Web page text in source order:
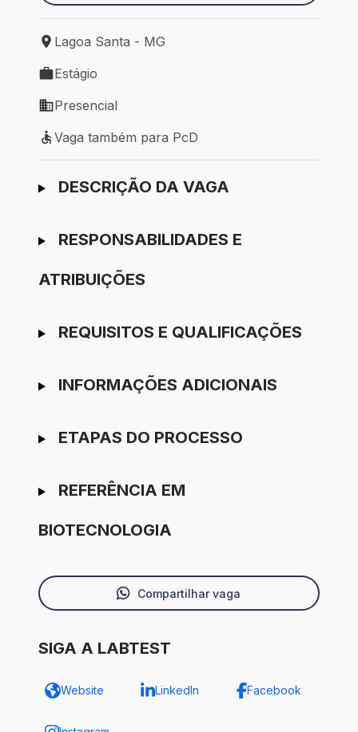
Local de trabalho: Lagoa Santa - MG
Lagoa Santa - MG
Tipo de vaga: Estágio
Estágio
Modelo de trabalho: Presencial
Presencial
Vaga também para PcD
Vaga também para PcD
Ir para candidatura
DESCRIÇÃO DA VAGA
RESPONSABILIDADES E
ATRIBUIÇÕES
REQUISITOS E QUALIFICAÇÕES
INFORMAÇÕES ADICIONAIS
ETAPAS DO PROCESSO
REFERÊNCIA EM
BIOTECNOLOGIA
Compartilhar vaga
SIGA A LABTEST
Website LinkedIn Facebook